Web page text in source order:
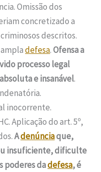
Omissão dos
concretizado a
descritos.
defesa.Ofensa a
processo legal
absoluta e insanável.
inocorrente.
Aplicação do art. 5º,
Adenúnciaque,
insuficiente, dificulte
poderes dadefesa, é